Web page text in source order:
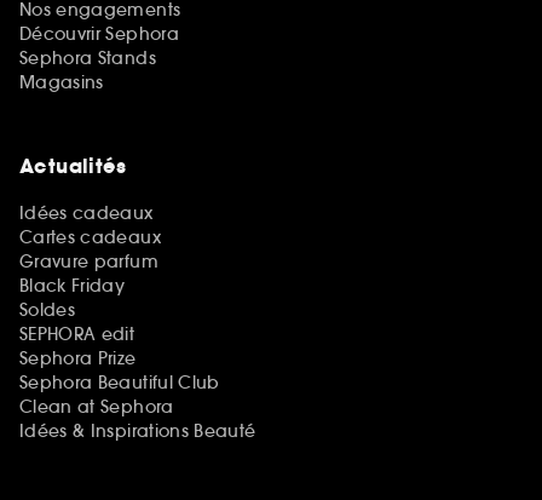
Nos engagements
Découvrir Sephora
Sephora Stands
Magasins
Actualités
Idées cadeaux
Cartes cadeaux
Gravure parfum
Black Friday
Soldes
SEPHORA edit
Sephora Prize
Sephora Beautiful Club
Clean at Sephora
Idées & Inspirations Beauté